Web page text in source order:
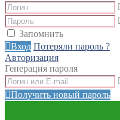
Запомнить
Вход Потеряли пароль ?
Авторизация
Генерация пароля
Получить новый пароль